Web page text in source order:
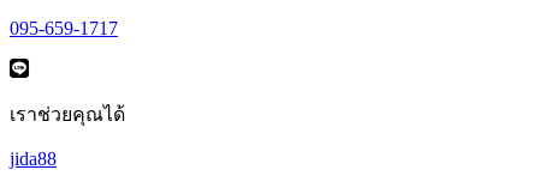
095-659-1717
เราช่วยคุณได้
jida88